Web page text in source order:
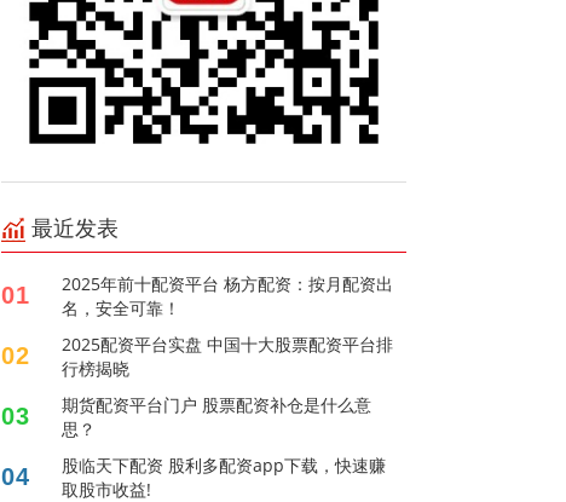
最近发表
01
2025年前十配资平台 杨方配资：按月配资出
名，安全可靠！
02
2025配资平台实盘 中国十大股票配资平台排
行榜揭晓
03
期货配资平台门户 股票配资补仓是什么意
思？
04
股临天下配资 股利多配资app下载，快速赚
取股市收益!